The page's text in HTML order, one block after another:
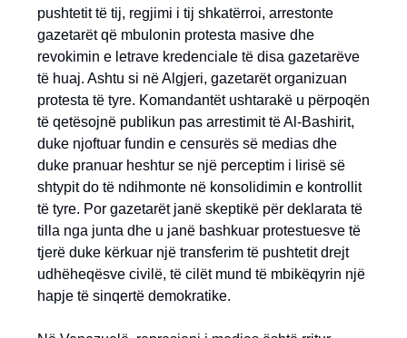
pushtetit të tij, regjimi i tij shkatërroi, arrestonte
gazetarët që mbulonin protesta masive dhe
revokimin e letrave kredenciale të disa gazetarëve
të huaj. Ashtu si në Algjeri, gazetarët organizuan
protesta të tyre. Komandantët ushtarakë u përpoqën
të qetësojnë publikun pas arrestimit të Al-Bashirit,
duke njoftuar fundin e censurës së medias dhe
duke pranuar heshtur se një perceptim i lirisë së
shtypit do të ndihmonte në konsolidimin e kontrollit
të tyre. Por gazetarët janë skeptikë për deklarata të
tilla nga junta dhe u janë bashkuar protestuesve të
tjerë duke kërkuar një transferim të pushtetit drejt
udhëheqësve civilë, të cilët mund të mbikëqyrin një
hapje të sinqertë demokratike.